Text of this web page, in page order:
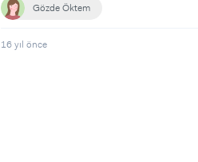
Gözde Öktem
16 yıl önce